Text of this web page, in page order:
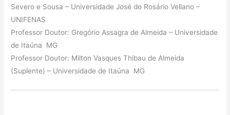
Severo e Sousa – Universidade José do Rosário Vellano –
UNIFENAS
Professor Doutor: Gregório Assagra de Almeida – Universidade
de Itaúna MG
Professor Doutor: Milton Vasques Thibau de Almeida
(Suplente) – Universidade de Itaúna MG